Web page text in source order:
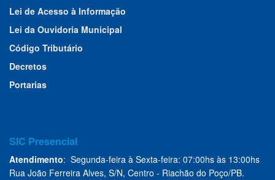
Lei de Acesso à Informação
Lei da Ouvidoria Municipal
Código Tributário
Decretos
Portarias
SIC Presencial
Atendimento: Segunda-feira à Sexta-feira: 07:00hs às 13:00hs
Rua João Ferreira Alves, S/N, Centro - Riachão do Poço/PB.